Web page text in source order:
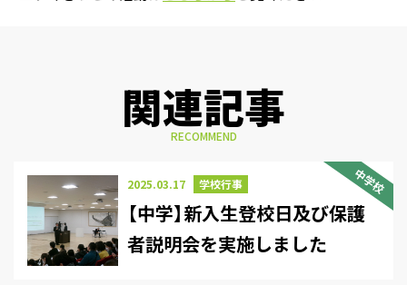
関連記事
RECOMMEND
中学校
2025.03.17 学校行事
【中学】新入生登校日及び保護
者説明会を実施しました